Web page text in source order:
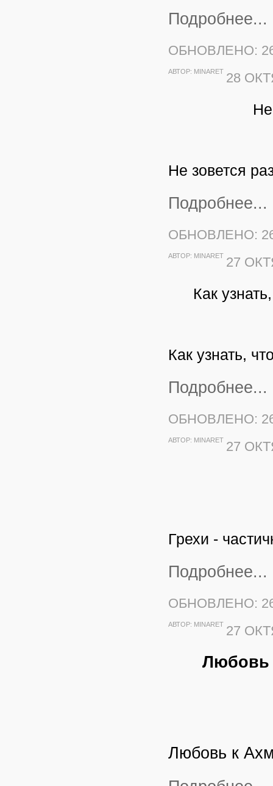
Подробнее...
ОБНОВЛЕНО:
АВТОР: MINARET 28
Не зовется
Подробнее...
ОБНОВЛЕНО:
АВТОР: MINARET 27
Как
Как узнать,
Подробнее...
ОБНОВЛЕНО:
АВТОР: MINARET 27
Грехи -
Подробнее...
ОБНОВЛЕНО:
АВТОР: MINARET 27
Любовь
Любовь к